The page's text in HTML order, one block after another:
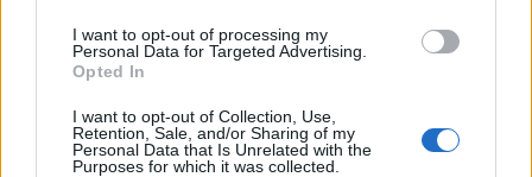
I want to opt-out of processing my
Personal Data for Targeted Advertising.
Opted In
I want to opt-out of Collection, Use,
Retention, Sale, and/or Sharing of my
Personal Data that Is Unrelated with the
Purposes for which it was collected.
Tammoo,thriftshop,lissy_kindund1 weiteren Persongefällt dies.
Sweet_Bubble
Lebende Forenlegende